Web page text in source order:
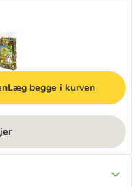
Læg begge i kurven